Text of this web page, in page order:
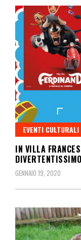
EVENTI CULTURALI
IN VILLA
GENNAIO 19, 2020